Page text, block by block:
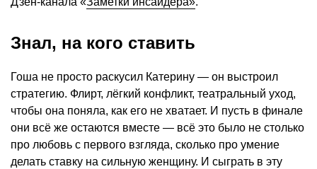
Знал, на кого ставить
Гоша не просто раскусил Катерину — он выстроил
стратегию. Флирт, лёгкий конфликт, театральный уход,
чтобы она поняла, как его не хватает. И пусть в финале
они всё же остаются вместе — всё это было не столько
про любовь с первого взгляда, сколько про умение
делать ставку на сильную женщину. И сыграть в эту